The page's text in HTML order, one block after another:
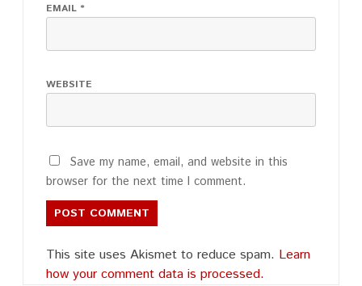
EMAIL *
WEBSITE
Save my name, email, and website in this
browser for the next time I comment.
This site uses Akismet to reduce spam. Learn
how your comment data is processed.